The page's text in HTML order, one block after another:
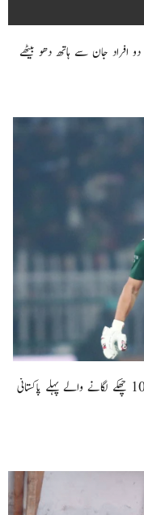
افراد جان سے ہاتھ دھو بیٹھے
صاحبزادہ فرحان ایک سال میں ٹی ٹوئنٹی کرکٹ میں 100 چھکے لگانے والے پہلے پاکستانی